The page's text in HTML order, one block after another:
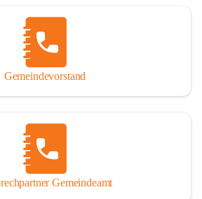
Gemeindevorstand
Gemeindeamt